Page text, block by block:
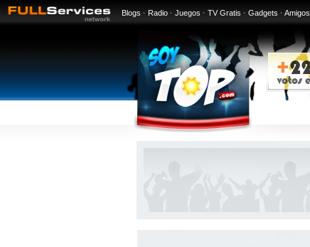
Blogs · Radio · Juegos · TV Gratis · Gadgets · Amigos